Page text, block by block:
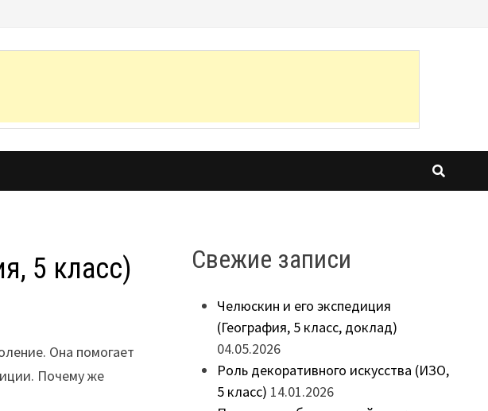
5 класс)
Она помогает
Почему же
Свежие записи
Челюскин и его экспедиция
(География, 5 класс, доклад)
04.05.2026
Роль декоративного искусства (ИЗО,
5 класс) 14.01.2026